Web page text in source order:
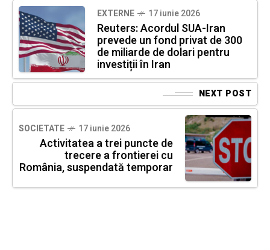
EXTERNE 17 iunie 2026
Reuters: Acordul SUA-Iran
prevede un fond privat de 300
de miliarde de dolari pentru
investiții în Iran
NEXT POST
SOCIETATE 17 iunie 2026
Activitatea a trei puncte de
trecere a frontierei cu
România, suspendată temporar